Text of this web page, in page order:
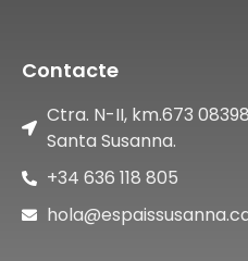
Contacte
Ctra. N-II, km.673 08398
Santa Susanna.
+34 636 118 805